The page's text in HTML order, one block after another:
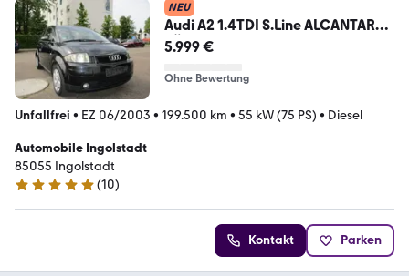
NEU
Audi A2 1.4TDI S.Line ALCANTARA
TÜV NEU
5.999 €
Ohne Bewertung
Unfallfrei • EZ 06/2003 • 199.500 km • 55 kW (75 PS) • Diesel
Automobile Ingolstadt
85055 Ingolstadt
5 Sterne
(10)
Kontakt Parken